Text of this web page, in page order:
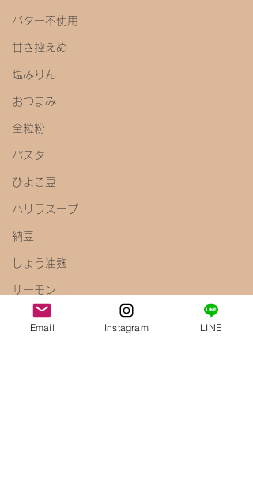
バター不使用
甘さ控えめ
塩みりん
おつまみ
全粒粉
パスタ
ひよこ豆
ハリラスープ
納豆
しょう油麹
サーモン
塩麹
Email Instagram LINE